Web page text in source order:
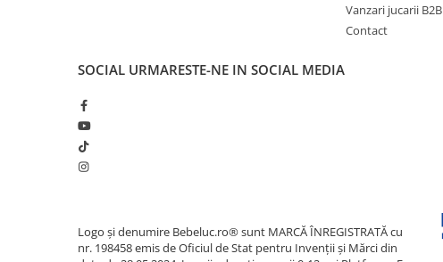
Puzzle bebelusi
Jocuri educative
Jocuri STEM
Jocuri de logica
Vanzari jucarii B2B
Contact
SOCIAL URMARESTE-NE IN SOCIAL MEDIA
Logo și denumire Bebeluc.ro® sunt MARCĂ ÎNREGISTRATĂ cu
nr. 198458 emis de Oficiul de Stat pentru Invenții și Mărci din